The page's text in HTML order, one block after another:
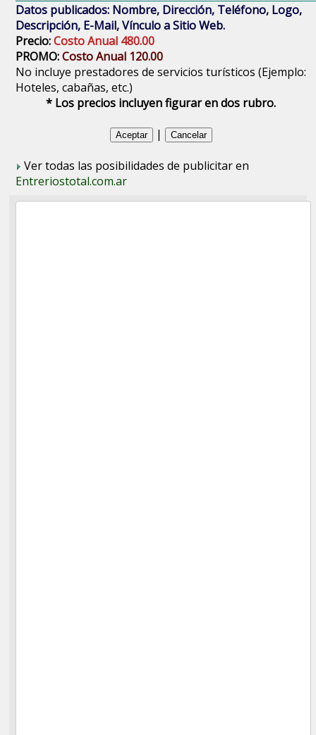
Datos publicados: Nombre, Dirección, Teléfono, Logo,
Descripción, E-Mail, Vínculo a Sitio Web.
Precio:Costo Anual 480.00
PROMO:Costo Anual 120.00
No incluye prestadores de servicios turísticos (Ejemplo:
Hoteles, cabañas, etc.)
* Los precios incluyen figurar en dos rubro.
|
Ver todas las posibilidades de publicitar en
Entreriostotal.com.ar